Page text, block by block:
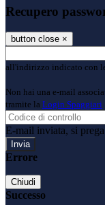
Recupero
button close ×
all'indirizzo indicato con
Non hai una e-mail
tramite la Login Spaggiari
E-mail inviata, si
Errore
Chiudi
Successo